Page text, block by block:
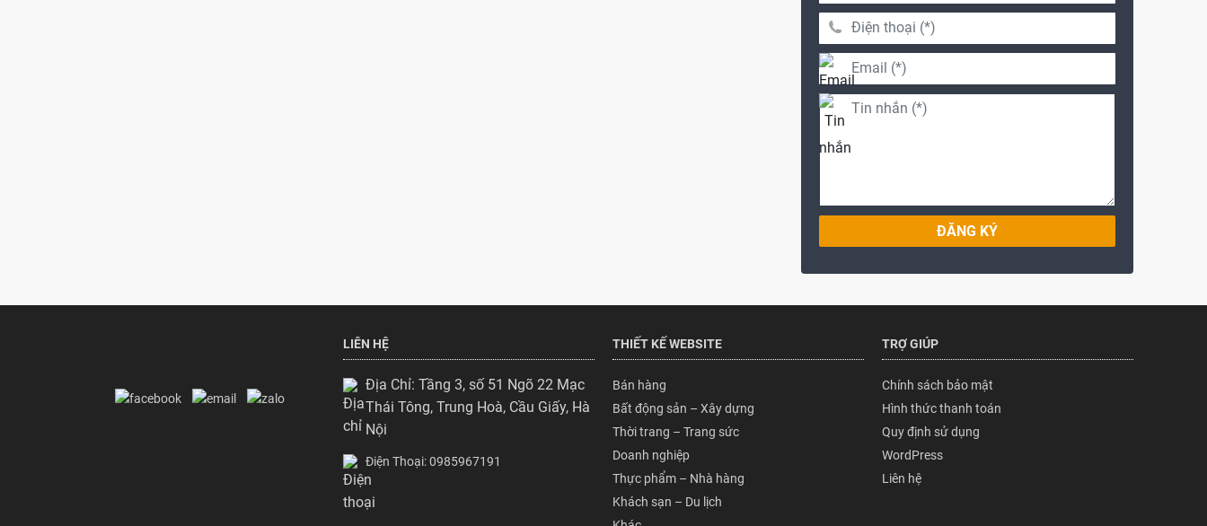
ĐĂNG KÝ
LIÊN HỆ
Địa Chỉ: Tầng 3, số 51 Ngõ 22 Mạc
Thái Tông, Trung Hoà, Cầu Giấy, Hà
Nội
Điện Thoại: 0985967191
THIẾT KẾ WEBSITE
Bán hàng
Bất động sản – Xây dựng
Thời trang – Trang sức
Doanh nghiệp
Thực phẩm – Nhà hàng
Khách sạn – Du lịch
TRỢ GIÚP
Chính sách bảo mật
Hình thức thanh toán
Quy định sử dụng
WordPress
Liên hệ